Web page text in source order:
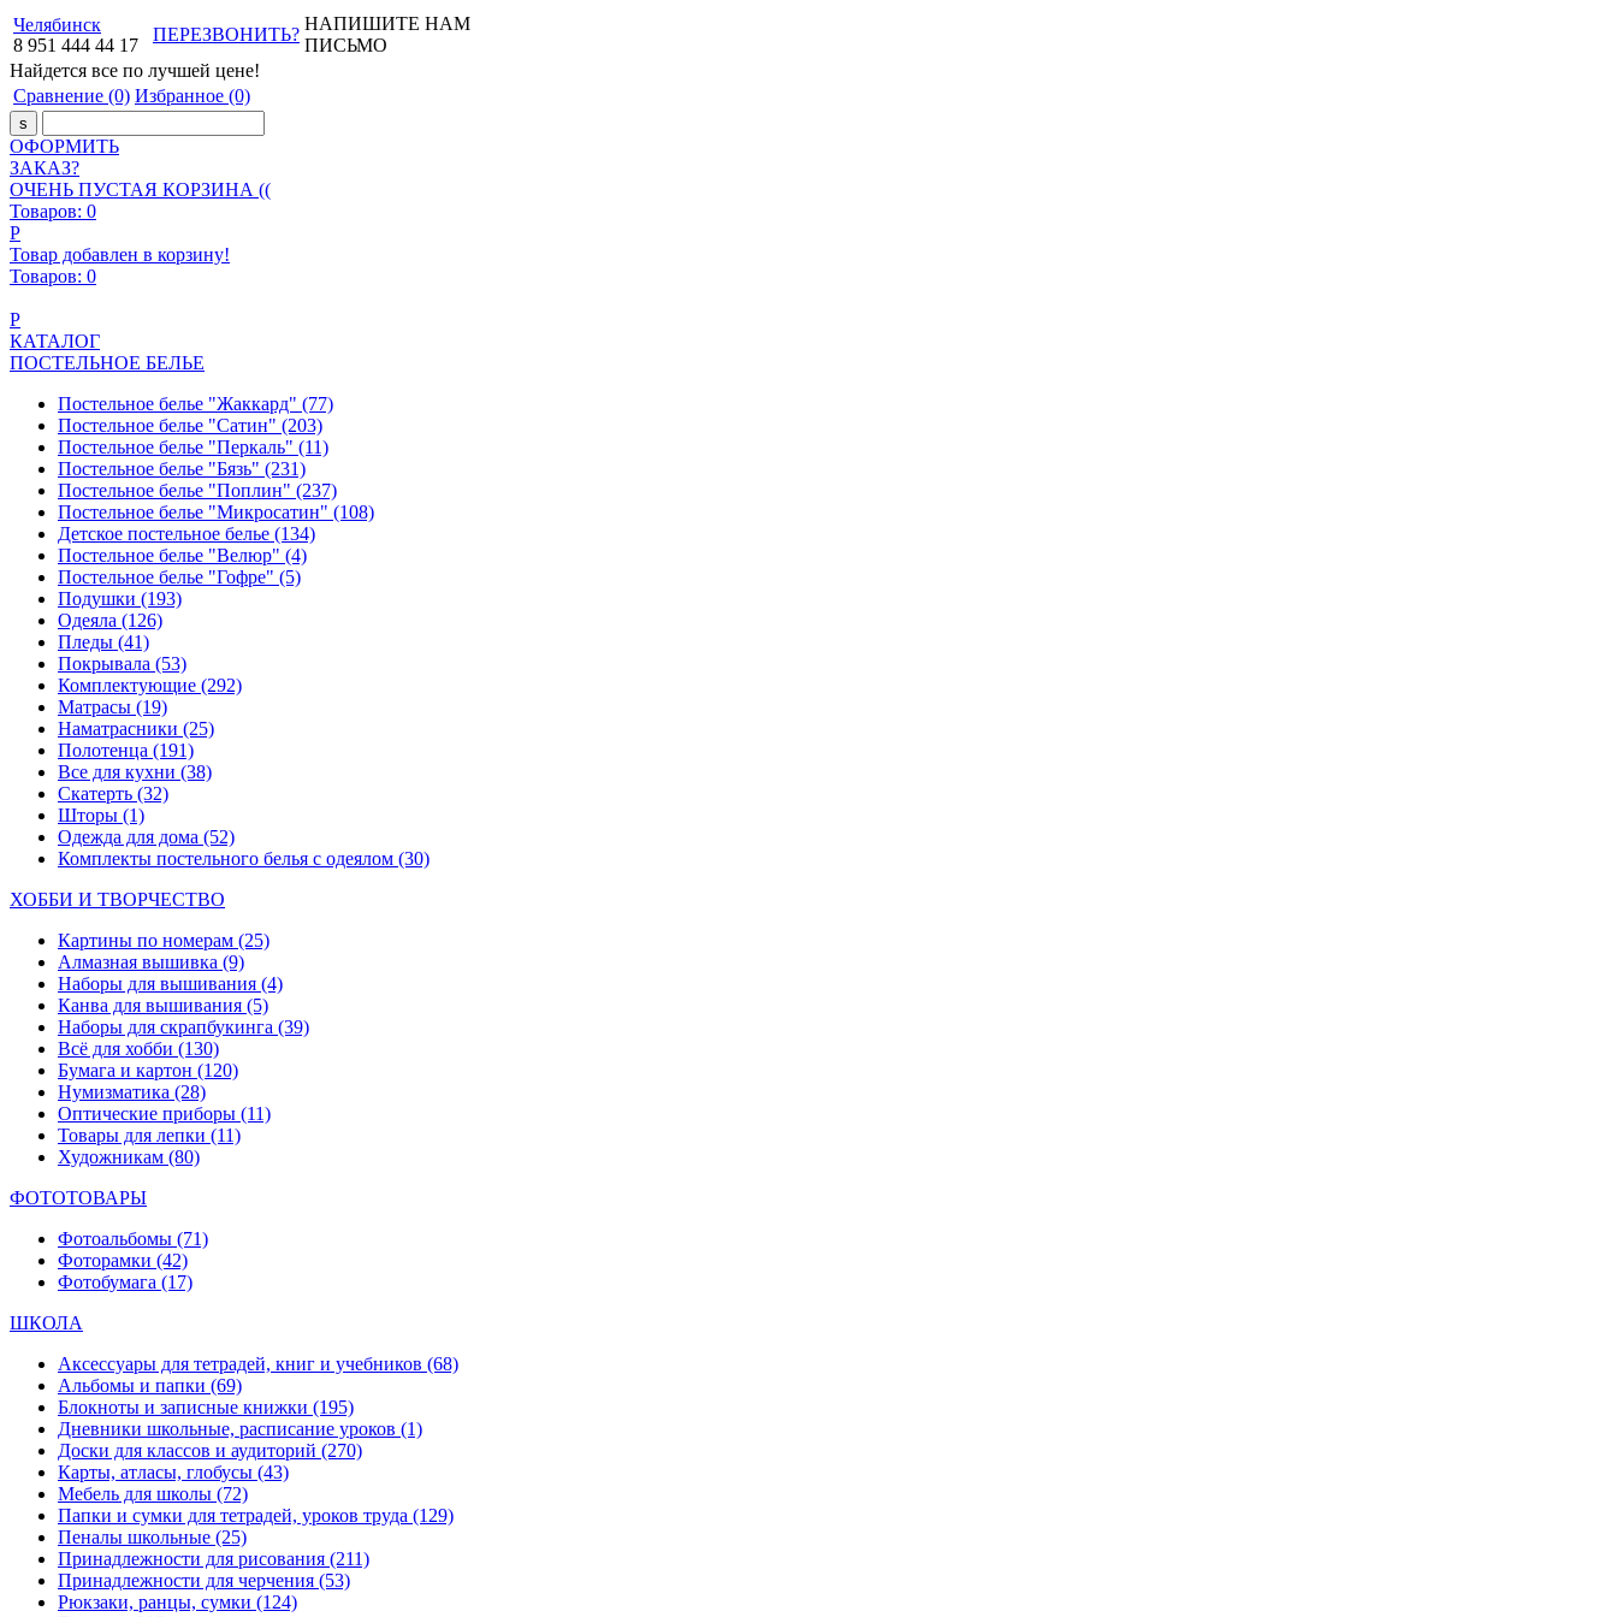
Челябинск
8 951 444 44 17
ПЕРЕЗВОНИТЬ?
НАПИШИТЕ НАМ
ПИСЬМО
Найдется все по лучшей цене!
Сравнение (0) Избранное (0)
ОФОРМИТЬ
ЗАКАЗ?
ОЧЕНЬ ПУСТАЯ КОРЗИНА ((
Товаров: 0
Р
Товар добавлен в корзину!
Товаров: 0
Р
КАТАЛОГ
ПОСТЕЛЬНОЕ БЕЛЬЕ
Постельное белье "Жаккард" (77)
Постельное белье "Сатин" (203)
Постельное белье "Перкаль" (11)
Постельное белье "Бязь" (231)
Постельное белье "Поплин" (237)
Постельное белье "Микросатин" (108)
Детское постельное белье (134)
Постельное белье "Велюр" (4)
Постельное белье "Гофре" (5)
Подушки (193)
Одеяла (126)
Пледы (41)
Покрывала (53)
Комплектующие (292)
Матрасы (19)
Наматрасники (25)
Полотенца (191)
Все для кухни (38)
Скатерть (32)
Шторы (1)
Одежда для дома (52)
Комплекты постельного белья с одеялом (30)
ХОББИ И ТВОРЧЕСТВО
Картины по номерам (25)
Алмазная вышивка (9)
Наборы для вышивания (4)
Канва для вышивания (5)
Наборы для скрапбукинга (39)
Всё для хобби (130)
Бумага и картон (120)
Нумизматика (28)
Оптические приборы (11)
Товары для лепки (11)
Художникам (80)
ФОТОТОВАРЫ
Фотоальбомы (71)
Фоторамки (42)
Фотобумага (17)
ШКОЛА
Аксессуары для тетрадей, книг и учебников (68)
Альбомы и папки (69)
Блокноты и записные книжки (195)
Дневники школьные, расписание уроков (1)
Доски для классов и аудиторий (270)
Карты, атласы, глобусы (43)
Мебель для школы (72)
Папки и сумки для тетрадей, уроков труда (129)
Пеналы школьные (25)
Принадлежности для рисования (211)
Принадлежности для черчения (53)
Рюкзаки, ранцы, сумки (124)